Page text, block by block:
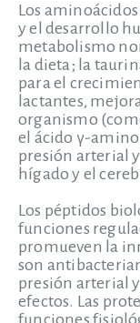
Los
y el desarrollo
metabolismo
la dieta; la
para el
lactantes,
organismo
el ácido γ-
presión arterial
hígado y el
Los péptidos
funciones
promueven la
son
presión arterial
efectos. Las
funciones